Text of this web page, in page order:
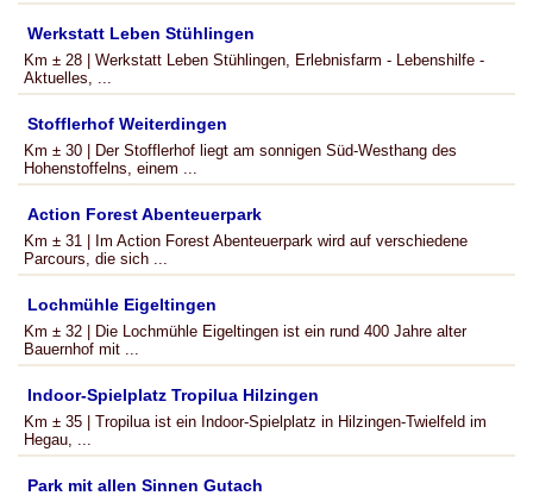
Werkstatt Leben Stühlingen
Km ± 28 | Werkstatt Leben Stühlingen, Erlebnisfarm - Lebenshilfe -
Aktuelles, ...
Stofflerhof Weiterdingen
Km ± 30 | Der Stofflerhof liegt am sonnigen Süd-Westhang des
Hohenstoffelns, einem ...
Action Forest Abenteuerpark
Km ± 31 | Im Action Forest Abenteuerpark wird auf verschiedene
Parcours, die sich ...
Lochmühle Eigeltingen
Km ± 32 | Die Lochmühle Eigeltingen ist ein rund 400 Jahre alter
Bauernhof mit ...
Indoor-Spielplatz Tropilua Hilzingen
Km ± 35 | Tropilua ist ein Indoor-Spielplatz in Hilzingen-Twielfeld im
Hegau, ...
Park mit allen Sinnen Gutach